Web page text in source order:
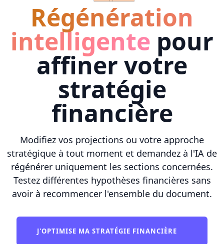
Régénération
intelligente pour
affiner votre
stratégie
financière
Modifiez vos projections ou votre approche
stratégique à tout moment et demandez à l'IA de
régénérer uniquement les sections concernées.
Testez différentes hypothèses financières sans
avoir à recommencer l'ensemble du document.
J'OPTIMISE MA STRATÉGIE FINANCIÈRE